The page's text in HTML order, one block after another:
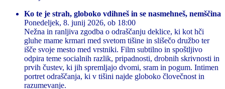
Ko te je strah, globoko vdihneš in se nasmehneš, nemščina
Ponedeljek, 8. junij 2026, ob 18:00
Nežna in ranljiva zgodba o odraščanju deklice, ki kot hči
gluhe mame krmari med svetom tišine in slišečo družbo ter
išče svoje mesto med vrstniki. Film subtilno in spoštljivo
odpira teme socialnih razlik, pripadnosti, drobnih skrivnosti in
prvih čustev, ki jih spremljajo dvomi, sram in pogum. Intimen
portret odraščanja, ki v tišini najde globoko človečnost in
razumevanje.